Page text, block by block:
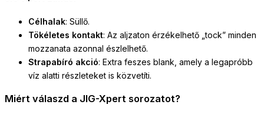
Célhalak: Süllő.
Tökéletes kontakt: Az aljzaton érzékelhető „tock” minden
mozzanata azonnal észlelhető.
Strapabíró akció: Extra feszes blank, amely a legapróbb
víz alatti részleteket is közvetíti.
Miért válaszd a JIG-Xpert sorozatot?